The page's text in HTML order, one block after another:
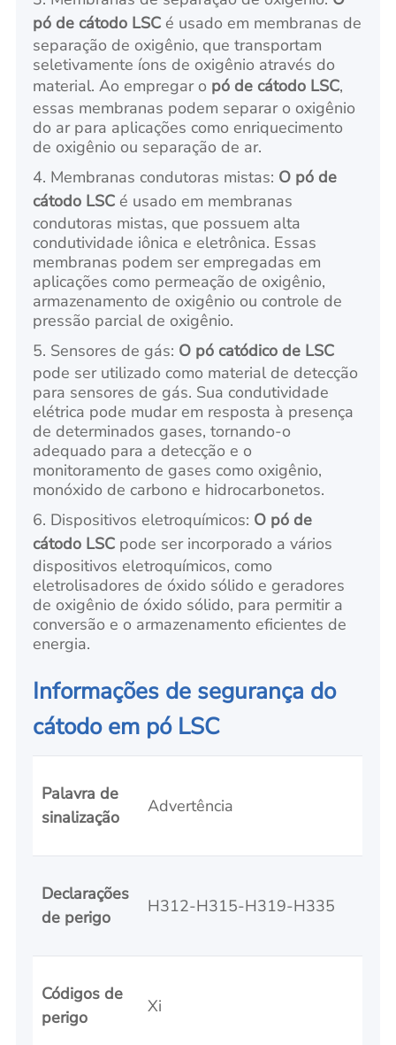
pó de cátodo LSC é usado em membranas de
separação de oxigênio, que transportam
seletivamente íons de oxigênio através do
material. Ao empregar o pó de cátodo LSC,
essas membranas podem separar o oxigênio
do ar para aplicações como enriquecimento
de oxigênio ou separação de ar.
4. Membranas condutoras mistas: O pó de
cátodo LSC é usado em membranas
condutoras mistas, que possuem alta
condutividade iônica e eletrônica. Essas
membranas podem ser empregadas em
aplicações como permeação de oxigênio,
armazenamento de oxigênio ou controle de
pressão parcial de oxigênio.
5. Sensores de gás: O pó catódico de LSC
pode ser utilizado como material de detecção
para sensores de gás. Sua condutividade
elétrica pode mudar em resposta à presença
de determinados gases, tornando-o
adequado para a detecção e o
monitoramento de gases como oxigênio,
monóxido de carbono e hidrocarbonetos.
6. Dispositivos eletroquímicos: O pó de
cátodo LSC pode ser incorporado a vários
dispositivos eletroquímicos, como
eletrolisadores de óxido sólido e geradores
de oxigênio de óxido sólido, para permitir a
conversão e o armazenamento eficientes de
energia.
Informações de segurança do
cátodo em pó LSC
Palavra de
sinalização
Advertência
Declarações
de perigo
H312-H315-H319-H335
Códigos de
perigo
Xi